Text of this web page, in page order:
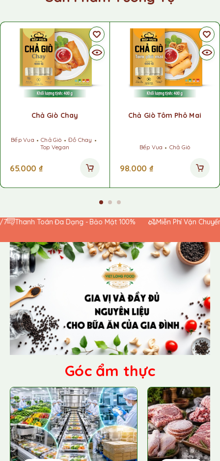
Chả Giò Chay
Bếp Vua Chả Giò
Đồ Chay
Top Vegan
65.000 ₫
Chả Giò Tôm Phô Mai
Bếp Vua Chả Giò
98.000 ₫
Thanh Toán Đa Dạng - Bảo Mật 100% Miễn Phí Vận Chuyển
Góc ẩm thực